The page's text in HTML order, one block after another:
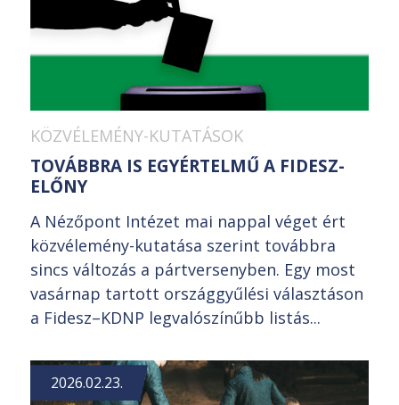
KÖZVÉLEMÉNY-KUTATÁSOK
TOVÁBBRA IS EGYÉRTELMŰ A FIDESZ-
ELŐNY
A Nézőpont Intézet mai nappal véget ért
közvélemény-kutatása szerint továbbra
sincs változás a pártversenyben. Egy most
vasárnap tartott országgyűlési választáson
a Fidesz–KDNP legvalószínűbb listás...
2026.02.23.